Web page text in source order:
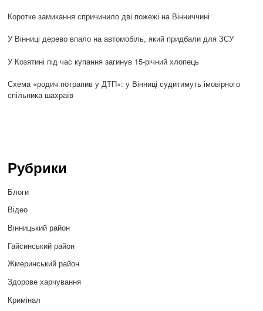
Коротке замикання спричинило дві пожежі на Вінниччині
У Вінниці дерево впало на автомобіль, який придбали для ЗСУ
У Козятині під час купання загинув 15-річний хлопець
Схема «родич потрапив у ДТП»: у Вінниці судитимуть імовірного
спільника шахраїв
Рубрики
Блоги
Відео
Вінницький район
Гайсинський район
Жмеринський район
Здорове харчування
Кримінал